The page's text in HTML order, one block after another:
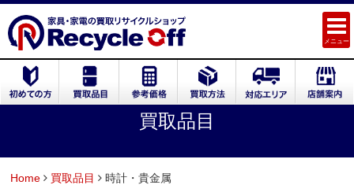
メニュー
買取品目
Home 買取品目 時計・貴金属